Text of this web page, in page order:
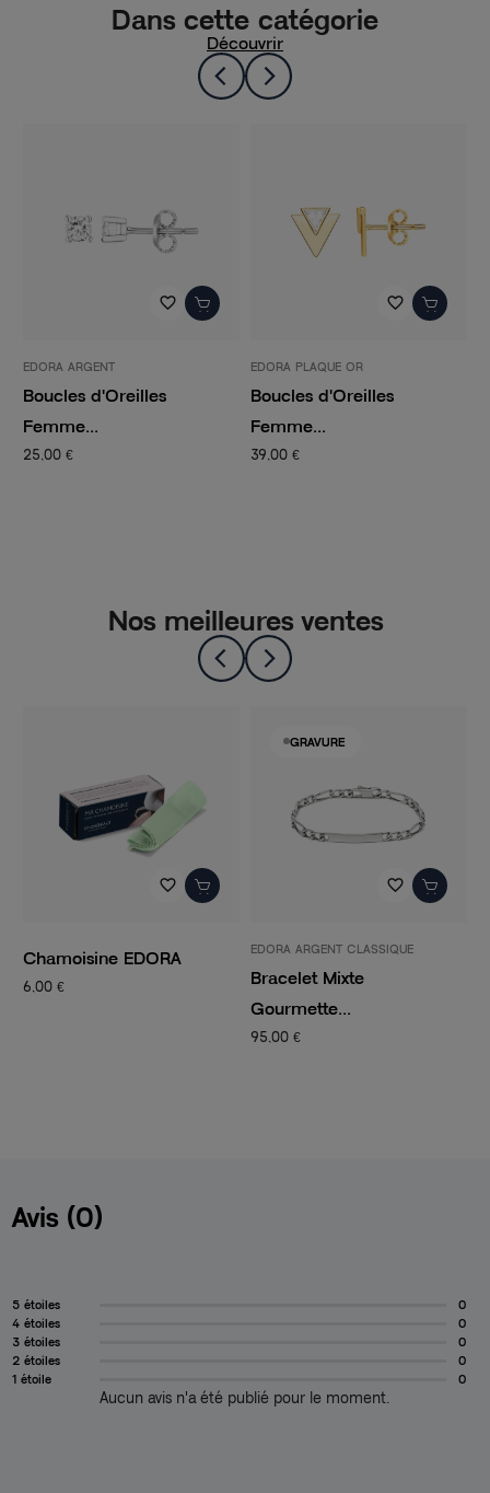
Dans cette catégorie
Découvrir
favorite_border
EDORA ARGENT
Boucles d'Oreilles
Femme...
25,00 €
favorite_border
EDORA PLAQUE OR
Boucles d'Oreilles
Femme...
39,00 €
Nos meilleures ventes
favorite_border
Chamoisine EDORA
6,00 €
GRAVURE
favorite_border
EDORA ARGENT CLASSIQUE
Bracelet Mixte
Gourmette...
95,00 €
Avis (0)
5 étoiles
0
4 étoiles
0
3 étoiles
0
2 étoiles
0
1 étoile
0
Aucun avis n'a été publié pour le moment.